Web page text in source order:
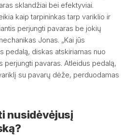
sklandžiai bei efektyviai.
kaip tarpininkas tarp variklio ir
perjungti pavaras be jokių
Jonas. „Kai jūs
pedalą, diskas atskiriamas nuo
perjungti pavaras. Atleidus pedalą,
su pavarų dėže, perduodamas
nusidėvėjusį